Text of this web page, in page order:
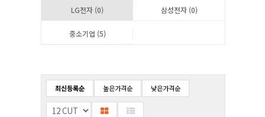
LG전자 (0) 삼성전자 (0)
중소기업 (5)
최신등록순 높은가격순 낮은가격순